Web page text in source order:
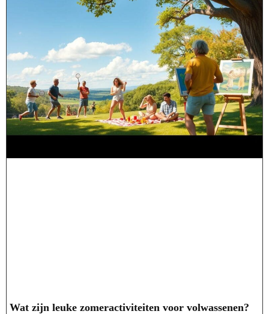
Wat zijn leuke zomeractiviteiten voor volwassenen?